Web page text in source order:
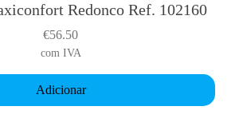
Redonco Ref. 102160
€56.50
com IVA
Adicionar